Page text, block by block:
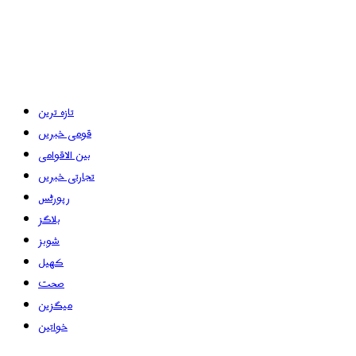
تازہ ترین
قومی خبریں
بین الاقوامی
تجارتی خبریں
رپورٹس
بلاگز
شوبز
کھیل
صحت
میگزین
خواتین